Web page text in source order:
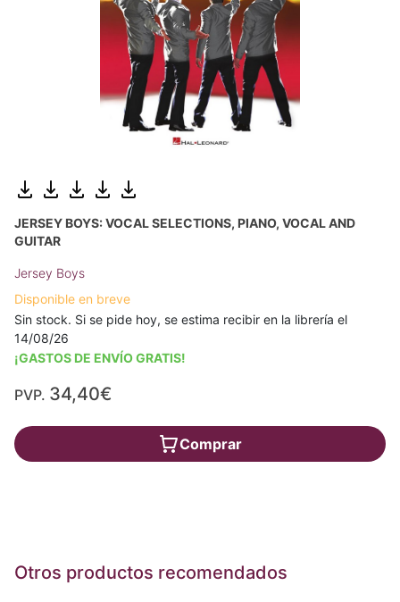
JERSEY BOYS: VOCAL SELECTIONS, PIANO, VOCAL AND
GUITAR
Jersey Boys
Disponible en breve
Sin stock. Si se pide hoy, se estima recibir en la librería el
14/08/26
¡GASTOS DE ENVÍO GRATIS!
PVP. 34,40€
Comprar
Otros productos recomendados